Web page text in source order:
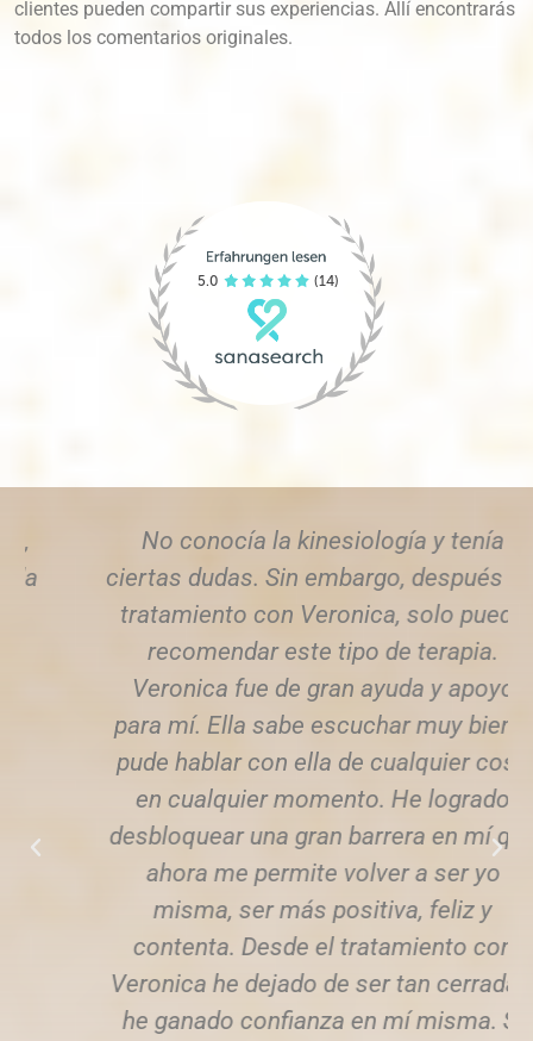
clientes pueden compartir sus experiencias. Allí encontrarás
todos los comentarios originales.
No conocía la kinesiología y tenía
ciertas dudas. Sin embargo, después del
tratamiento con Veronica, solo puedo
recomendar este tipo de terapia.
Veronica fue de gran ayuda y apoyo
para mí. Ella sabe escuchar muy bien y
pude hablar con ella de cualquier cosa
en cualquier momento. He logrado
desbloquear una gran barrera en mí que
ahora me permite volver a ser yo
misma, ser más positiva, feliz y
contenta. Desde el tratamiento con
Veronica he dejado de ser tan cerrada y
he ganado confianza en mí misma. Si